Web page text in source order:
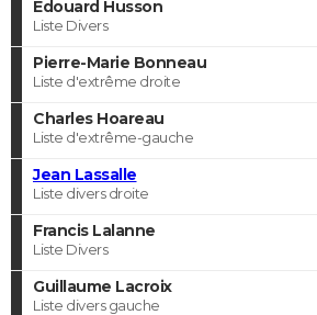
Edouard Husson
Liste Divers
Pierre-Marie Bonneau
Liste d'extrême droite
Charles Hoareau
Liste d'extrême-gauche
Jean Lassalle
Liste divers droite
Francis Lalanne
Liste Divers
Guillaume Lacroix
Liste divers gauche